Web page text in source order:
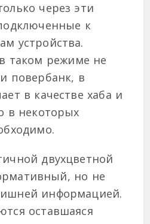
через эти
к
устройства.
таком режиме не
повербанк, в
в качестве хаба и
в некоторых
двухцветной
но не
информацией.
оставшаяся